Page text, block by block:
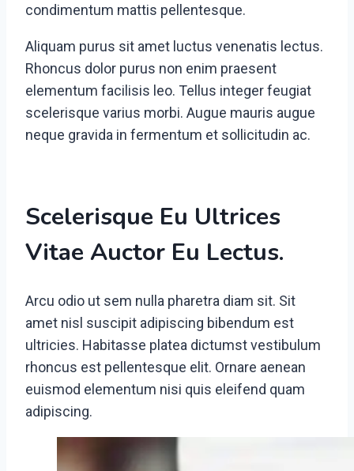
condimentum mattis pellentesque.
Aliquam purus sit amet luctus venenatis lectus.
Rhoncus dolor purus non enim praesent
elementum facilisis leo. Tellus integer feugiat
scelerisque varius morbi. Augue mauris augue
neque gravida in fermentum et sollicitudin ac.
Scelerisque Eu Ultrices
Vitae Auctor Eu Lectus.
Arcu odio ut sem nulla pharetra diam sit. Sit
amet nisl suscipit adipiscing bibendum est
ultricies. Habitasse platea dictumst vestibulum
rhoncus est pellentesque elit. Ornare aenean
euismod elementum nisi quis eleifend quam
adipiscing.